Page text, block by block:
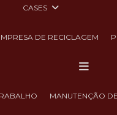
CASES
EMPRESA DE RECICLAGEM
MANUTENÇÃO